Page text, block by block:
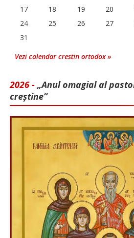
17
18 19 20
24
25 26 27
31
Vezi calendar crestin ortodox »
2026 - „Anul omagial al
creștine”